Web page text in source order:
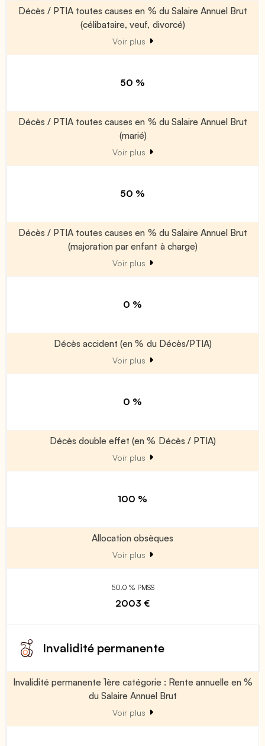
Décès / PTIA toutes causes en % du Salaire Annuel Brut
(célibataire, veuf, divorcé)
Voir plus
50 %
Décès / PTIA toutes causes en % du Salaire Annuel Brut
(marié)
Voir plus
50 %
Décès / PTIA toutes causes en % du Salaire Annuel Brut
(majoration par enfant à charge)
Voir plus
0 %
Décès accident (en % du Décès/PTIA)
Voir plus
0 %
Décès double effet (en % Décès / PTIA)
Voir plus
100 %
Allocation obsèques
Voir plus
50.0 % PMSS
2003 €
Invalidité permanente
Invalidité permanente 1ère catégorie : Rente annuelle en %
du Salaire Annuel Brut
Voir plus